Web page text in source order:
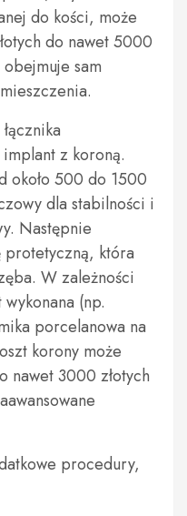
do kości, może
do nawet 5000
sam
z koroną.
około 500 do 1500
dla stabilności i
Następnie
która
W zależności
(np.
porcelanowa na
korony może
nawet 3000 złotych
procedury,